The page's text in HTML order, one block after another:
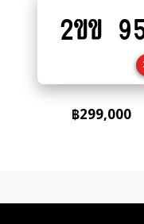
to
2ขข
฿299,000